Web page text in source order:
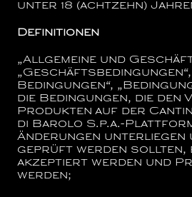
unter 18 (achtzehn)
Definitionen
„Allgemeine und
Bedingungen“,
die Bedingungen, die den
Produkten auf der
di Barolo S.p.a.-
Änderungen
geprüft werden sollten,
akzeptiert werden und
werden;